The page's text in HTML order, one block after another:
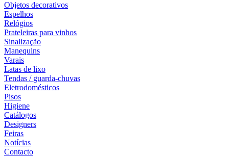
Objetos decorativos
Espelhos
Relógios
Prateleiras para vinhos
Sinalização
Manequins
Varais
Latas de lixo
Tendas / guarda-chuvas
Eletrodomésticos
Pisos
Higiene
Catálogos
Designers
Feiras
Notícias
Contacto